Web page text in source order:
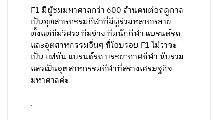
F1 มีผู้ชมมหาศาลกว่า 600 ล้านคนต่อฤดูกาล
เป็นอุตสาหกรรมกีฬาที่มีผู้ร่วมหลากหลาย
ตั้งแต่ทีมวิศวะ ทีมช่าง ทีมนักกีฬา แบรนด์รถ
และอุตสาหกรรมอื่นๆ ที่โอบรอบ F1 ไม่ว่าจะ
เป็น แฟชัน แบรนด์รถ บรรยากาศกีฬา นับรวม
แล้วเป็นอุตสาหกรรมกีฬาที่สร้างเศรษฐกิจ
มหาศาลค่ะ
.